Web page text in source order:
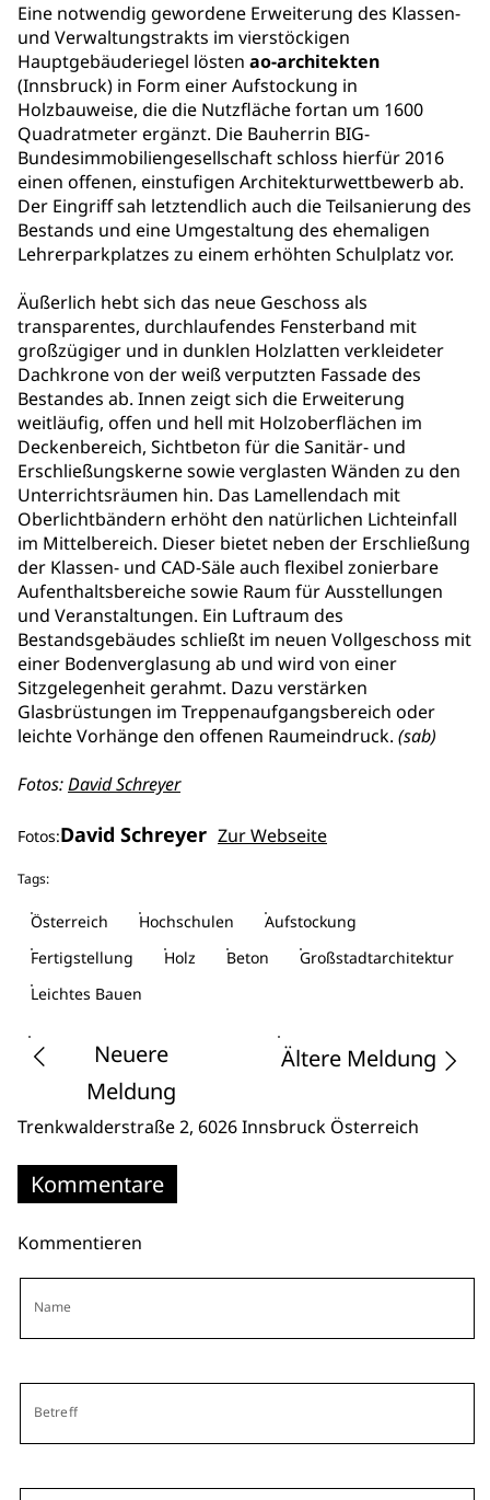
Eine notwendig gewordene Erweiterung des Klassen-
und Verwaltungstrakts im vierstöckigen
Hauptgebäuderiegel lösten ao-architekten
(Innsbruck) in Form einer Aufstockung in
Holzbauweise, die die Nutzfläche fortan um 1600
Quadratmeter ergänzt. Die Bauherrin BIG-
Bundesimmobiliengesellschaft schloss hierfür 2016
einen offenen, einstufigen Architekturwettbewerb ab.
Der Eingriff sah letztendlich auch die Teilsanierung des
Bestands und eine Umgestaltung des ehemaligen
Lehrerparkplatzes zu einem erhöhten Schulplatz vor.
Äußerlich hebt sich das neue Geschoss als
transparentes, durchlaufendes Fensterband mit
großzügiger und in dunklen Holzlatten verkleideter
Dachkrone von der weiß verputzten Fassade des
Bestandes ab. Innen zeigt sich die Erweiterung
weitläufig, offen und hell mit Holzoberflächen im
Deckenbereich, Sichtbeton für die Sanitär- und
Erschließungskerne sowie verglasten Wänden zu den
Unterrichtsräumen hin. Das Lamellendach mit
Oberlichtbändern erhöht den natürlichen Lichteinfall
im Mittelbereich. Dieser bietet neben der Erschließung
der Klassen- und CAD-Säle auch flexibel zonierbare
Aufenthaltsbereiche sowie Raum für Ausstellungen
und Veranstaltungen. Ein Luftraum des
Bestandsgebäudes schließt im neuen Vollgeschoss mit
einer Bodenverglasung ab und wird von einer
Sitzgelegenheit gerahmt. Dazu verstärken
Glasbrüstungen im Treppenaufgangsbereich oder
leichte Vorhänge den offenen Raumeindruck. (sab)
Fotos:David Schreyer
Fotos:David Schreyer Zur Webseite
Tags:
Österreich Hochschulen
Aufstockung
Fertigstellung
Holz Beton
Großstadtarchitektur
Leichtes Bauen
Neuere
Meldung
Ältere Meldung
Trenkwalderstraße 2, 6026 Innsbruck Österreich
Kommentare
Kommentieren
Name
Betreff